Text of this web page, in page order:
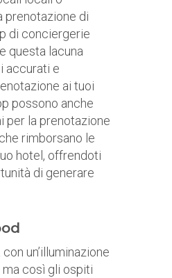
prenotazione di
di conciergerie
questa lacuna
accurati e
ai tuoi
possono anche
per la prenotazione
rimborsano le
hotel, offrendoti
di generare
un’illuminazione
così gli ospiti